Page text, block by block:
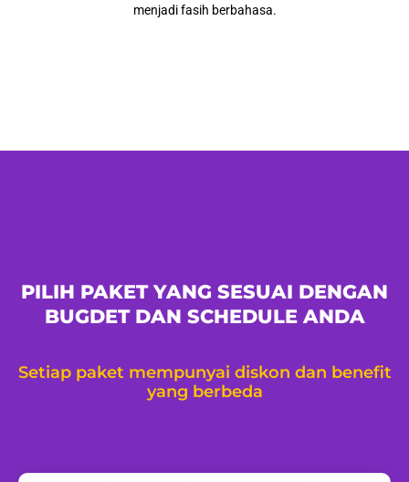
menjadi fasih berbahasa.
PILIH PAKET YANG SESUAI DENGAN
BUGDET DAN SCHEDULE ANDA
Setiap paket mempunyai diskon dan benefit
yang berbeda